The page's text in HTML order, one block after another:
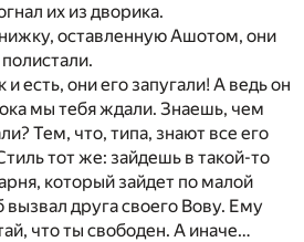
их из дворика.
оставленную Ашотом, они
и есть, они его запугали! А ведь он
мы тебя ждали. Знаешь, чем
Тем, что, типа, знают все его
тот же: зайдешь в такой-то
который зайдет по малой
друга своего Вову. Ему
что ты свободен. А иначе…